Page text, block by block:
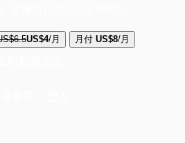
US$4/月 月付 US$8/月